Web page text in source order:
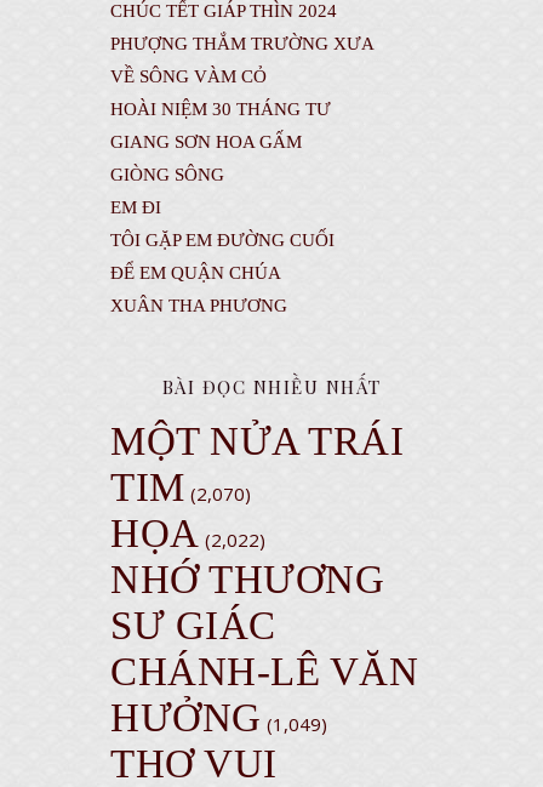
CHÚC TẾT GIÁP THÌN 2024
PHƯỢNG THẮM TRƯỜNG XƯA
VỀ SÔNG VÀM CỎ
HOÀI NIỆM 30 THÁNG TƯ
GIANG SƠN HOA GẤM
GIÒNG SÔNG
EM ĐI
TÔI GẶP EM ĐƯỜNG CUỐI
ĐỂ EM QUẬN CHÚA
XUÂN THA PHƯƠNG
BÀI ĐỌC NHIỀU NHẤT
MỘT NỬA TRÁI
TIM (2,070)
HỌA (2,022)
NHỚ THƯƠNG
SƯ GIÁC
CHÁNH-LÊ VĂN
HƯỞNG (1,049)
THƠ VUI